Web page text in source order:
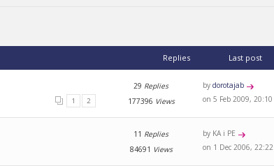
Replies Last post
1 2
29 Replies
177396 Views
bydorotajab
on 5 Feb 2009, 20:10
11 Replies
84691 Views
by KA i PE
on 1 Dec 2006, 22:22